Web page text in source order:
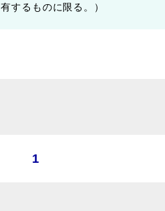
有するものに限る。）
1